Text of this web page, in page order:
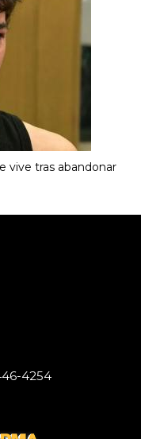
vive tras abandonar
4254